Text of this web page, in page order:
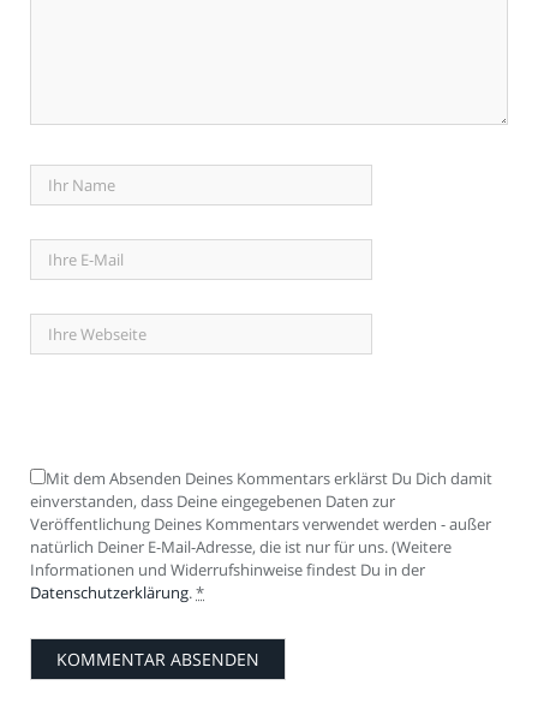
Mit dem Absenden Deines Kommentars erklärst Du Dich damit
einverstanden, dass Deine eingegebenen Daten zur
Veröffentlichung Deines Kommentars verwendet werden - außer
natürlich Deiner E-Mail-Adresse, die ist nur für uns. (Weitere
Informationen und Widerrufshinweise findest Du in der
Datenschutzerklärung. *